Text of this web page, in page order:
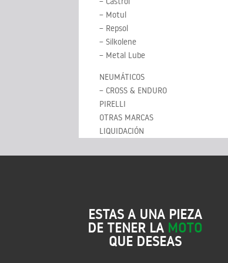
– Motul
– Repsol
– Silkolene
– Metal Lube
NEUMÁTICOS
– CROSS & ENDURO
PIRELLI
OTRAS MARCAS
LIQUIDACIÓN
ESTAS A UNA PIEZA
DE TENER LA MOTO
QUE DESEAS